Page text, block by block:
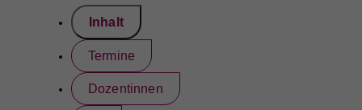
Inhalt
Termine
Dozentinnen